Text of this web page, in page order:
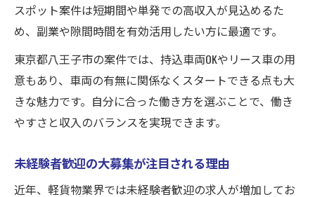
シニア歓迎求人で長期安定を目指す
スポット案件は短期間や単発での高収入が見込めるた
め、副業や隙間時間を有効活用したい方に最適です。
東京都八王子市の案件では、持込車両OKやリース車の用
意もあり、車両の有無に関係なくスタートできる点も大
きな魅力です。自分に合った働き方を選ぶことで、働き
やすさと収入のバランスを実現できます。
未経験者歓迎の大募集が注目される理由
近年、軽貨物業界では未経験者歓迎の求人が増加してお